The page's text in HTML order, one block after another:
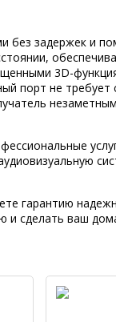
без задержек и
3D-
порт не
гарантию
и сделать ваш